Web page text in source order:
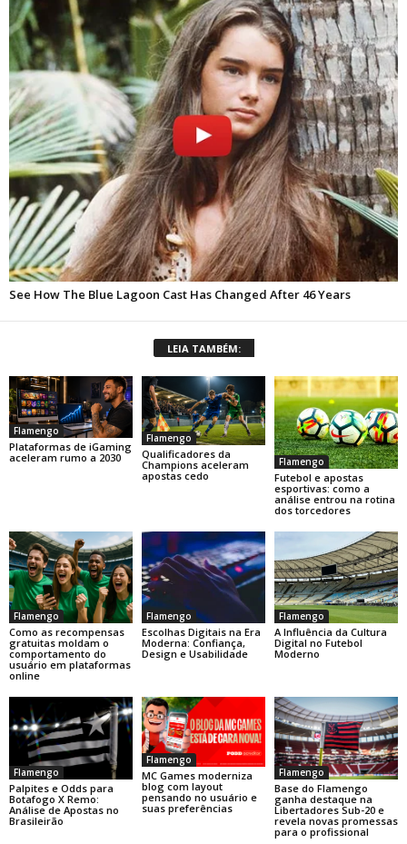
LEIA TAMBÉM:
Flamengo
Plataformas de iGaming
aceleram rumo a 2030
Flamengo
Qualificadores da
Champions aceleram
apostas cedo
Flamengo
Futebol e apostas
esportivas: como a
análise entrou na rotina
dos torcedores
Flamengo
Como as recompensas
gratuitas moldam o
comportamento do
usuário em plataformas
online
Flamengo
Escolhas Digitais na Era
Moderna: Confiança,
Design e Usabilidade
Flamengo
A Influência da Cultura
Digital no Futebol
Moderno
Flamengo
Palpites e Odds para
Botafogo X Remo:
Análise de Apostas no
Brasileirão
Flamengo
MC Games moderniza
blog com layout
pensando no usuário e
suas preferências
Flamengo
Base do Flamengo
ganha destaque na
Libertadores Sub-20 e
revela novas promessas
para o profissional